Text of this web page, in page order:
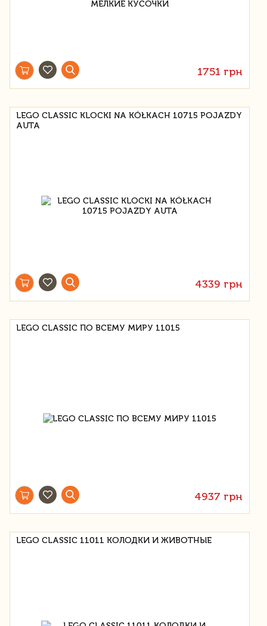
1751 грн
LEGO CLASSIC KLOCKI NA KÓŁKACH 10715 POJAZDY
AUTA
4339 грн
LEGO CLASSIC ПО ВСЕМУ МИРУ 11015
4937 грн
LEGO CLASSIC 11011 КОЛОДКИ И ЖИВОТНЫЕ